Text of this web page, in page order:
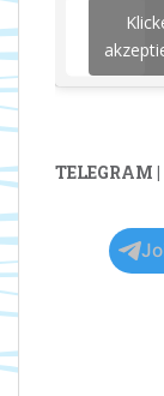
TELEGRAM